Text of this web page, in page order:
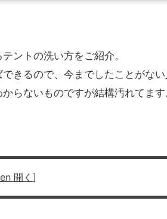
ントの洗い方をご紹介。
きるので、今までしたことがな
らないものですが結構汚れてます
開く ]